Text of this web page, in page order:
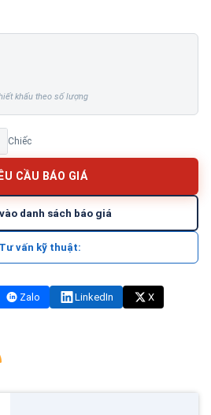
khấu theo số lượng
Chiếc
CẦU BÁO GIÁ
danh sách báo giá
Tư vấn kỹ thuật:
Zalo LinkedIn
X